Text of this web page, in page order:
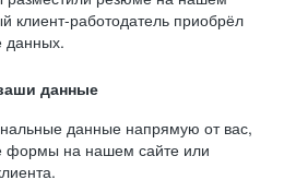
клиент-работодатель приобрёл
данных.
данные
данные напрямую от вас,
формы на нашем сайте или